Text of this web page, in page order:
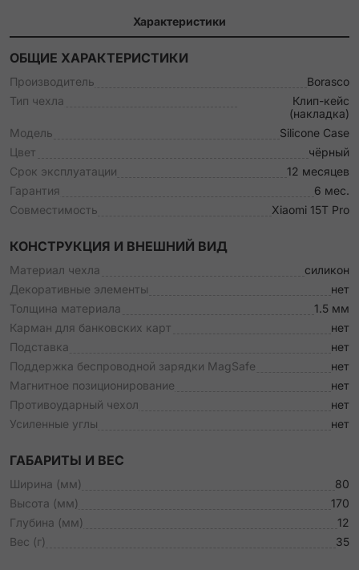
Характеристики
ОБЩИЕ ХАРАКТЕРИСТИКИ
Производитель
Borasco
Тип чехла
Клип-кейс
(накладка)
Модель
Silicone Case
Цвет
чёрный
Срок эксплуатации
12 месяцев
Гарантия
6 мес.
Совместимость
Xiaomi 15T Pro
КОНСТРУКЦИЯ И ВНЕШНИЙ ВИД
Материал чехла
силикон
Декоративные элементы
нет
Толщина материала
1.5 мм
Карман для банковских карт
нет
Подставка
нет
Поддержка беспроводной зарядки MagSafe
нет
Магнитное позиционирование
нет
Противоударный чехол
нет
Усиленные углы
нет
ГАБАРИТЫ И ВЕС
Ширина (мм)
80
Высота (мм)
170
Глубина (мм)
12
Вес (г)
35